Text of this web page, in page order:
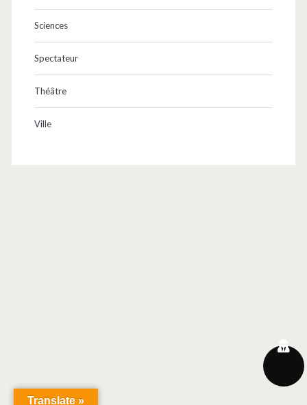
Sciences
Spectateur
Théâtre
Ville
Translate »